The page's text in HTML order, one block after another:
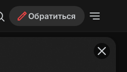
Обратиться